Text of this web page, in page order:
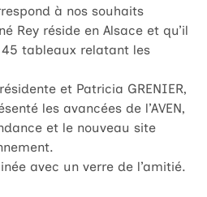
à nos souhaits
Rey réside en Alsace et qu’il
tableaux relatant les
et Patricia GRENIER,
les avancées de l’AVEN,
et le nouveau site
avec un verre de l’amitié.